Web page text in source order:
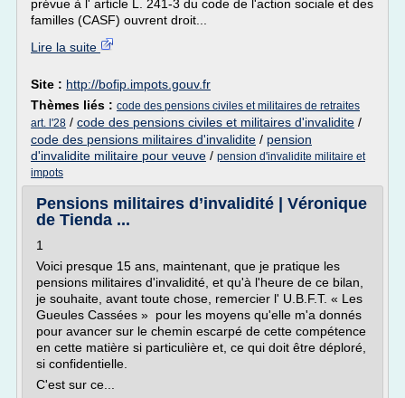
prévue à l' article L. 241-3 du code de l'action sociale et des
familles (CASF) ouvrent droit...
Lire la suite
Site : http://bofip.impots.gouv.fr
Thèmes liés : code des pensions civiles et militaires de retraites
art. l'28 / code des pensions civiles et militaires d'invalidite /
code des pensions militaires d'invalidite / pension
d'invalidite militaire pour veuve / pension d'invalidite militaire et
impots
Pensions militaires d’invalidité | Véronique
de Tienda ...
1
Voici presque 15 ans, maintenant, que je pratique les
pensions militaires d'invalidité, et qu'à l'heure de ce bilan,
je souhaite, avant toute chose, remercier l' U.B.F.T. « Les
Gueules Cassées » pour les moyens qu'elle m'a donnés
pour avancer sur le chemin escarpé de cette compétence
en cette matière si particulière et, ce qui doit être déploré,
si confidentielle.
C'est sur ce...